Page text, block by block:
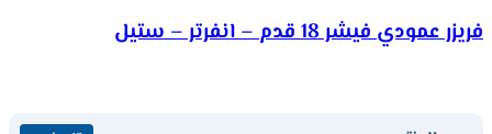
فريزر عمودي فيشر 18 قدم – انفرتر – ستيل